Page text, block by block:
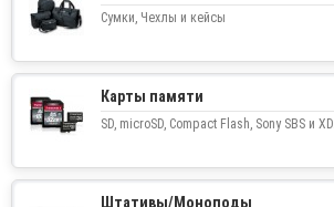
Сумки, Чехлы и кейсы
Карты памяти
SD, microSD, Compact Flash, Sony SBS и XD.
Штативы/Моноподы